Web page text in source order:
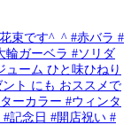
束です^_^ #赤バラ #
輪ガーベラ #ソリダ
ューム ひと味ひねり
ト にも おススメで
ーカラー #ウィンタ
記念日 #開店祝い #